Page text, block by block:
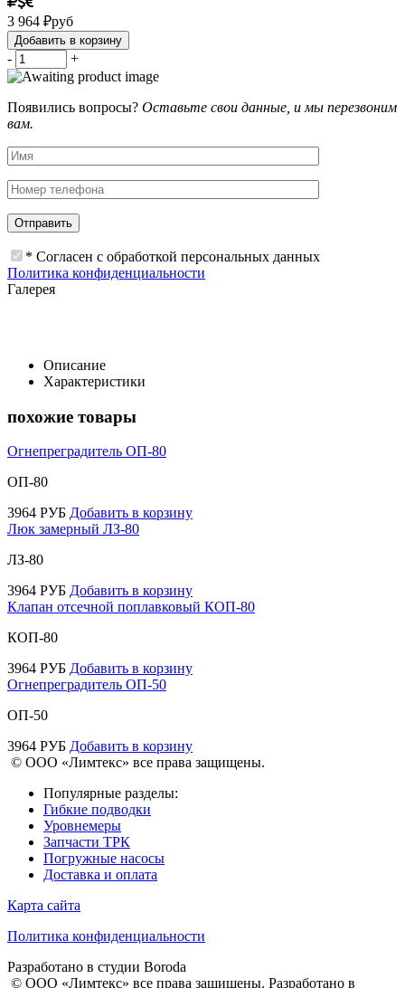
3 964 ₽руб
Добавить в корзину
- +
Появились вопросы? Оставьте свои данные, и мы перезвоним
вам.
* Согласен с обработкой персональных данных
Политика конфиденциальности
Галерея
Описание
Характеристики
похожие товары
Огнепреградитель ОП-80
ОП-80
3964 РУБ Добавить в корзину
Люк замерный ЛЗ-80
ЛЗ-80
3964 РУБ Добавить в корзину
Клапан отсечной поплавковый КОП-80
КОП-80
3964 РУБ Добавить в корзину
Огнепреградитель ОП-50
ОП-50
3964 РУБ Добавить в корзину
© ООО «Лимтекс» все права защищены.
Популярные разделы:
Гибкие подводки
Уровнемеры
Запчасти ТРК
Погружные насосы
Доставка и оплата
Карта сайта
Политика конфиденциальности
Разработано в студии Boroda
© ООО «Лимтекс» все права защищены. Разработано в